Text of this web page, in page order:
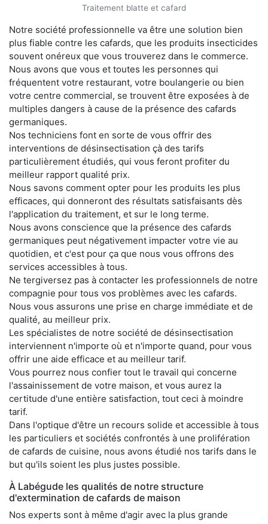
Traitement blatte et cafard
Notre société professionnelle va être une solution bien
plus fiable contre les cafards, que les produits insecticides
souvent onéreux que vous trouverez dans le commerce.
Nous avons que vous et toutes les personnes qui
fréquentent votre restaurant, votre boulangerie ou bien
votre centre commercial, se trouvent être exposées à de
multiples dangers à cause de la présence des cafards
germaniques.
Nos techniciens font en sorte de vous offrir des
interventions de désinsectisation çà des tarifs
particulièrement étudiés, qui vous feront profiter du
meilleur rapport qualité prix.
Nous savons comment opter pour les produits les plus
efficaces, qui donneront des résultats satisfaisants dès
l'application du traitement, et sur le long terme.
Nous avons conscience que la présence des cafards
germaniques peut négativement impacter votre vie au
quotidien, et c'est pour ça que nous vous offrons des
services accessibles à tous.
Ne tergiversez pas à contacter les professionnels de notre
compagnie pour tous vos problèmes avec les cafards.
Nous vous assurons une prise en charge immédiate et de
qualité, au meilleur prix.
Les spécialistes de notre société de désinsectisation
interviennent n'importe où et n'importe quand, pour vous
offrir une aide efficace et au meilleur tarif.
Vous pourrez nous confier tout le travail qui concerne
l'assainissement de votre maison, et vous aurez la
certitude d'une entière satisfaction, tout ceci à moindre
tarif.
Dans l'optique d'être un recours solide et accessible à tous
les particuliers et sociétés confrontés à une prolifération
de cafards de cuisine, nous avons étudié nos tarifs dans le
but qu'ils soient les plus justes possible.
À Labégude les qualités de notre structure
d'extermination de cafards de maison
Nos experts sont à même d'agir avec la plus grande